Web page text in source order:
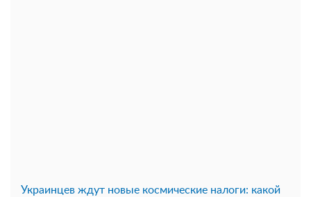
Украинцев ждут новые космические налоги: какой